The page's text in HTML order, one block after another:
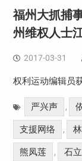
福州大抓捕
州维权人士
2017-03-31
权利运动编辑员
严兴声 ,
支援网络 ,
熊凤莲 , 石